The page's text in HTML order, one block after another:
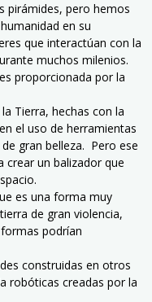
pirámides, pero hemos
en su
que interactúan con la
muchos milenios.
proporcionada por la
Tierra, hechas con la
el uso de herramientas
gran belleza. Pero ese
crear un balizador que
es una forma muy
de gran violencia,
podrían
construidas en otros
robóticas creadas por la